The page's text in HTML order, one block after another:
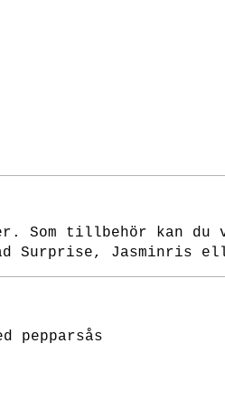
Som tillbehör kan du
Surprise, Jasminris
pepparsås